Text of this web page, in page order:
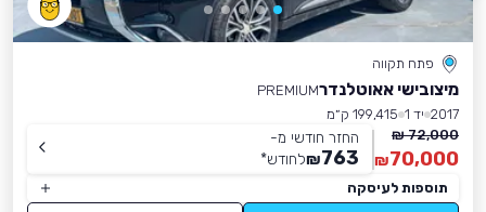
פתח תקווה
מיצובישי אאוטלנדרPREMIUM
2017 יד 1
199,415 ק״מ
72,000 ₪
70,000
₪
החזר חודשי מ-
763
₪לחודש*
תוספות לעיסקה